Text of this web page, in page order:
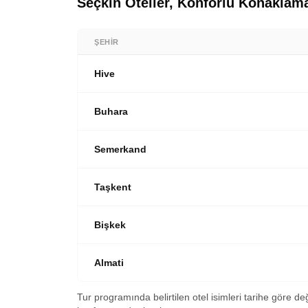
zamanın tadını çıkarıyoruz. Akşam
ve pasaport işlemlerimizin ardından
ŞEHIR
Hive
Buhara
Semerkand
Taşkent
Bişkek
Almati
Tur programında belirtilen otel isimleri tarihe göre